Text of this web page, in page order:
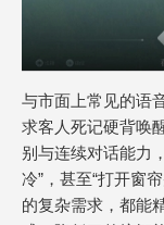
与市面上常见的语
求客人死记硬背唤
别与连续对话能力
冷”，甚至“打开窗
的复杂需求，都能